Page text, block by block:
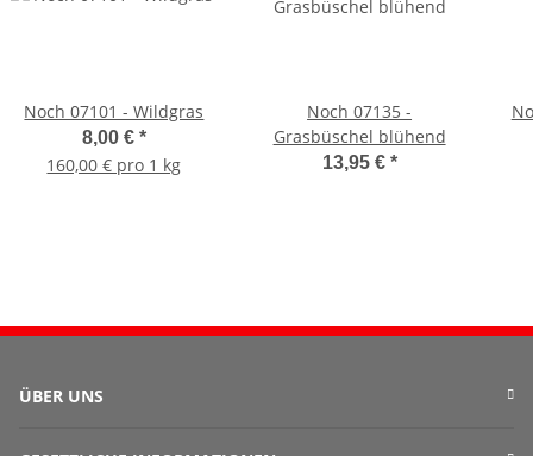
Noch 07101 - Wildgras
8,00 € *
160,00 € pro 1 kg
Noch 07135 -
Grasbüschel blühend
13,95 € *
ÜBER UNS